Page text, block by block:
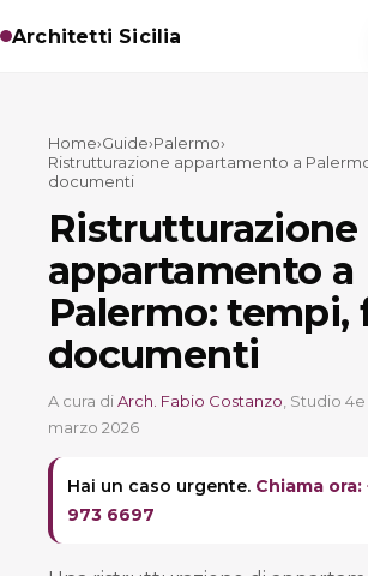
Architetti Sicilia
Home›Guide›Palermo›
Ristrutturazione appartamento a
documenti
Ristrutturazione
appartamento a
Palermo: tempi,
documenti
A cura diArch. Fabio Costanzo , Studio
marzo 2026
Hai un caso urgente. Chiama ora:
973 6697